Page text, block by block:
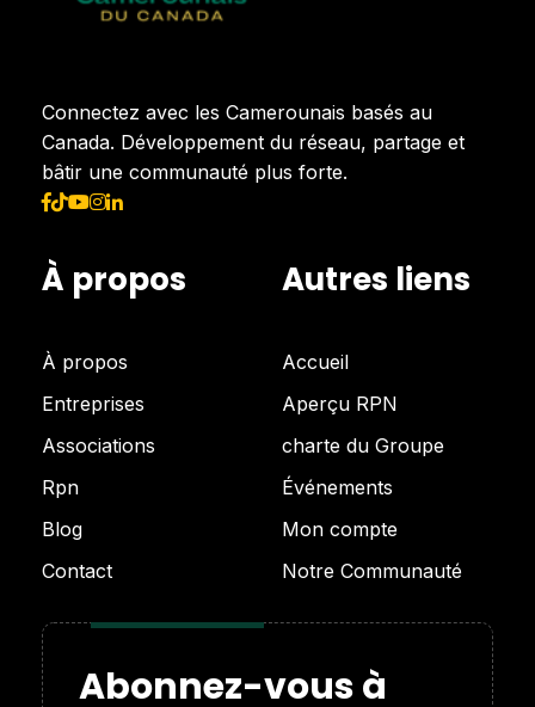
Connectez avec les Camerounais basés au
Canada. Développement du réseau, partage et
bâtir une communauté plus forte.
À propos
À propos
Entreprises
Associations
Rpn
Blog
Contact
Autres liens
Accueil
Aperçu RPN
charte du Groupe
Événements
Mon compte
Notre Communauté
Abonnez-vous à